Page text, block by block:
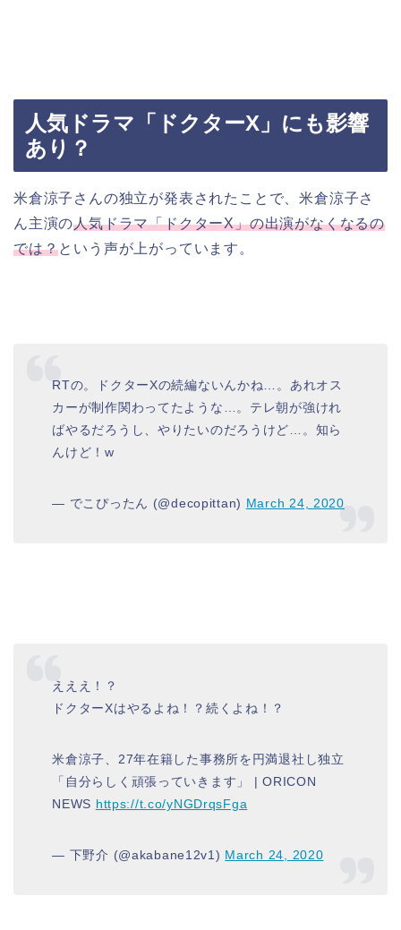
人気ドラマ「ドクターX」にも影響
あり？
米倉涼子さんの独立が発表されたことで、米倉涼子さ
ん主演の人気ドラマ「ドクターX」の出演がなくなるの
では？という声が上がっています。
RTの。ドクターXの続編ないんかね…。あれオス
カーが制作関わってたような…。テレ朝が強けれ
ばやるだろうし、やりたいのだろうけど…。知ら
んけど！w
— でこぴったん (@decopittan) March 24, 2020
えええ！？
ドクターXはやるよね！？続くよね！？
米倉涼子、27年在籍した事務所を円満退社し独立
「自分らしく頑張っていきます」 | ORICON
NEWS https://t.co/yNGDrqsFga
— 下野介 (@akabane12v1) March 24, 2020